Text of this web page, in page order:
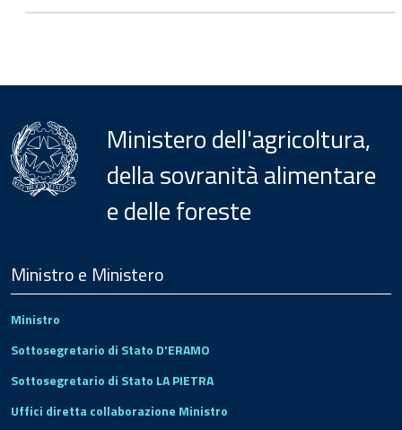
Ministero dell'agricoltura,
della sovranità alimentare
e delle foreste
Footer
Ministro e Ministero
Ministro
Sottosegretario di Stato D'ERAMO
Sottosegretario di Stato LA PIETRA
Uffici diretta collaborazione Ministro